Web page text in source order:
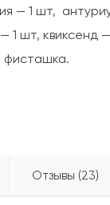
— 1 шт,
1 шт, квиксенд
Отзывы (23)